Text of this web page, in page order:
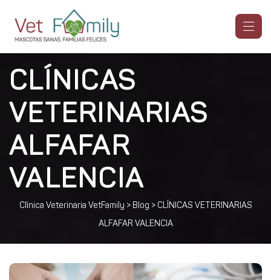
CLÍNICAS
VETERINARIAS
ALFAFAR
VALENCIA
Clínica Veterinaria VetFamily > Blog > CLÍNICAS VETERINARIAS
ALFAFAR VALENCIA